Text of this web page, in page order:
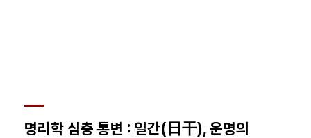
명리학 심층 통변 : 일간(日干), 운명의